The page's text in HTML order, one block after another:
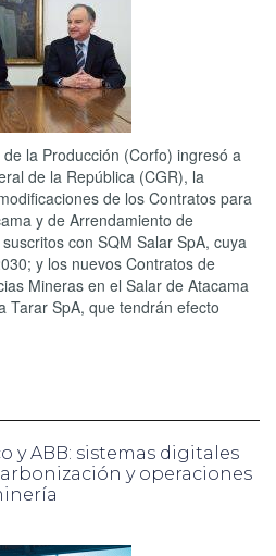
la Producción (Corfo) ingresó a
de la República (CGR), la
de los Contratos para
y de Arrendamiento de
con SQM Salar SpA, cuya
y los nuevos Contratos de
Mineras en el Salar de Atacama
Tarar SpA, que tendrán efecto
y ABB: sistemas digitales
y operaciones